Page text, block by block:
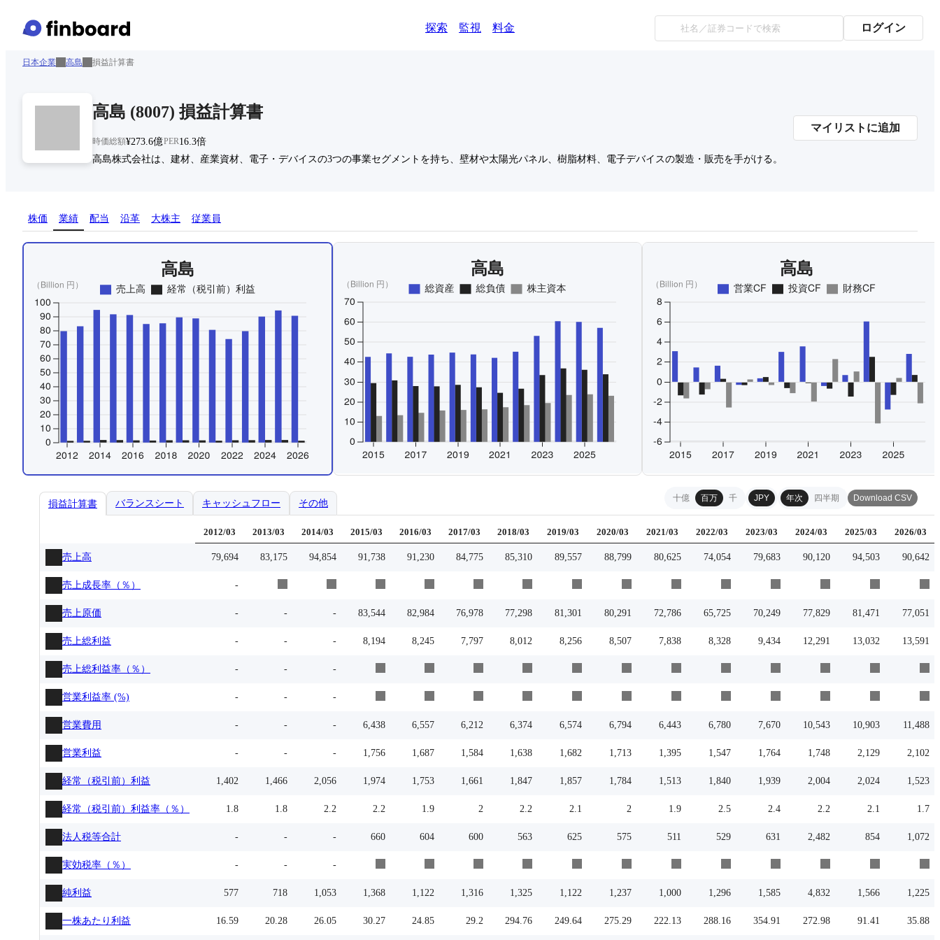
探索 監視 料金 ログイン
日本企業 高島 損益計算書
高島 (8007) 損益計算書
時価総額¥273.6億PER16.3倍
高島株式会社は、建材、産業資材、電子・デバイスの3つの事業セグメントを持ち、壁材や太陽光パネル、樹脂材料、電子デバイスの製造・販売を手がける。
マイリストに追加
株価 業績 配当 沿革 大株主 従業員
十億 百万 千 JPY 年次 四半期 Download CSV
損益計算書 バランスシート キャッシュフロー その他
2012/03 2013/03 2014/03 2015/03 2016/03 2017/03 2018/03 2019/03 2020/03 2021/03 2022/03 2023/03 2024/03 2025/03 2026/03
売上高 79,694 83,175 94,854 91,738 91,230 84,775 85,310 89,557 88,799 80,625 74,054 79,683 90,120 94,503 90,642
売上成長率（％） -
売上原価 - - - 83,544 82,984 76,978 77,298 81,301 80,291 72,786 65,725 70,249 77,829 81,471 77,051
売上総利益 - - - 8,194 8,245 7,797 8,012 8,256 8,507 7,838 8,328 9,434 12,291 13,032 13,591
売上総利益率（％） - - -
営業利益率 (%) - - -
営業費用 - - - 6,438 6,557 6,212 6,374 6,574 6,794 6,443 6,780 7,670 10,543 10,903 11,488
営業利益 - - - 1,756 1,687 1,584 1,638 1,682 1,713 1,395 1,547 1,764 1,748 2,129 2,102
経常（税引前）利益 1,402 1,466 2,056 1,974 1,753 1,661 1,847 1,857 1,784 1,513 1,840 1,939 2,004 2,024 1,523
経常（税引前）利益率（％） 1.8 1.8 2.2 2.2 1.9 2 2.2 2.1 2 1.9 2.5 2.4 2.2 2.1 1.7
法人税等合計 - - - 660 604 600 563 625 575 511 529 631 2,482 854 1,072
実効税率（％） - - -
純利益 577 718 1,053 1,368 1,122 1,316 1,325 1,122 1,237 1,000 1,296 1,585 4,832 1,566 1,225
一株あたり利益 16.59 20.28 26.05 30.27 24.85 29.2 294.76 249.64 275.29 222.13 288.16 354.91 272.98 91.41 35.88